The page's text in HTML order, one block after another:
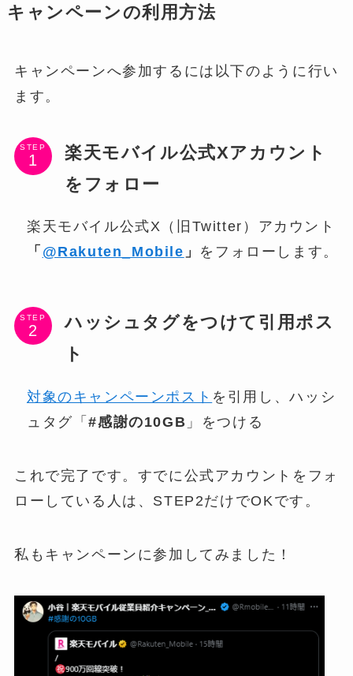
キャンペーンの利用方法
キャンペーンへ参加するには以下のように行い
ます。
STEP
楽天モバイル公式Xアカウント
をフォロー
楽天モバイル公式X（旧Twitter）アカウント
「 @Rakuten_Mobile 」 をフォローします。
STEP
ハッシュタグをつけて引用ポス
ト
対象のキャンペーンポスト を引用し、ハッシ
ュタグ「#感謝の10GB 」をつける
これで完了です。すでに公式アカウントをフォ
ローしている人は、STEP2だけでOKです。
私もキャンペーンに参加してみました！